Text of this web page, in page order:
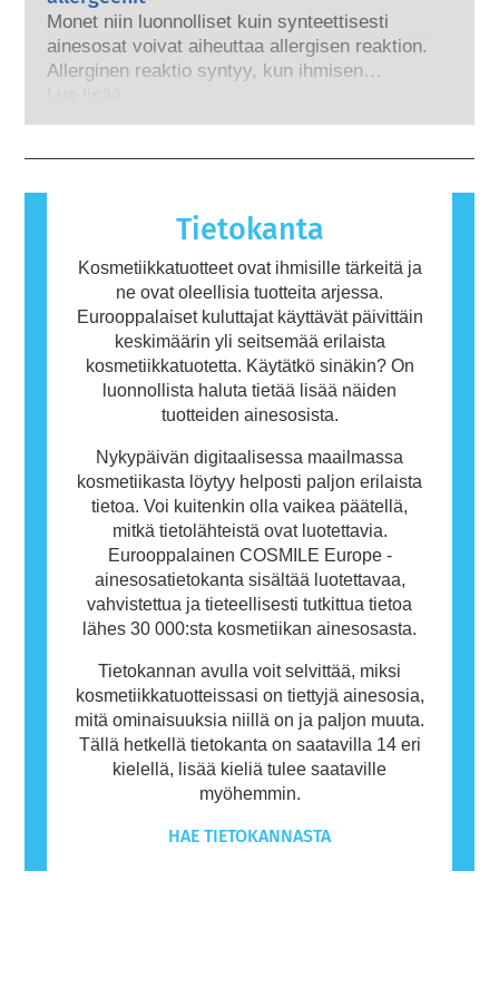
kosmetiikkayrityksiltä lain mukaan
edellytetään, otetaan huomioon kaikki
mahdolliset riskit, myös mahdollisesti
hormonitoimintaa häiritsevät ominaisuudet.
kehitykseen, jotta kosmetiikan ainesosien ja
tuotteiden turvallisuuden arvioinnissa voitaisiin
käyttää eläinkokeille vaihtoehtoisia
menetelmiä.
Monet niin luonnolliset kuin synteettisesti
ainesosat voivat aiheuttaa allergisen reaktion.
Allerginen reaktio syntyy, kun ihmisen
immuunijärjestelmä reagoi aineisiin, jotka ovat
sisältää ainesosia, jotka voivat olla joillekin
ihmisille allergisoivia. Tämä ei kuitenkaan
tarkoita, ettei muiden olisi turvallista käyttää
Lue lisää
Tietokanta
Kosmetiikkatuotteet ovat ihmisille tärkeitä ja
ne ovat oleellisia tuotteita arjessa.
Eurooppalaiset kuluttajat käyttävät päivittäin
keskimäärin yli seitsemää erilaista
kosmetiikkatuotetta. Käytätkö sinäkin? On
luonnollista haluta tietää lisää näiden
tuotteiden ainesosista.
Nykypäivän digitaalisessa maailmassa
kosmetiikasta löytyy helposti paljon erilaista
tietoa. Voi kuitenkin olla vaikea päätellä,
mitkä tietolähteistä ovat luotettavia.
Eurooppalainen COSMILE Europe -
ainesosatietokanta sisältää luotettavaa,
vahvistettua ja tieteellisesti tutkittua tietoa
lähes 30 000:sta kosmetiikan ainesosasta.
Tietokannan avulla voit selvittää, miksi
kosmetiikkatuotteissasi on tiettyjä ainesosia,
mitä ominaisuuksia niillä on ja paljon muuta.
Tällä hetkellä tietokanta on saatavilla 14 eri
kielellä, lisää kieliä tulee saataville
myöhemmin.
HAE TIETOKANNASTA